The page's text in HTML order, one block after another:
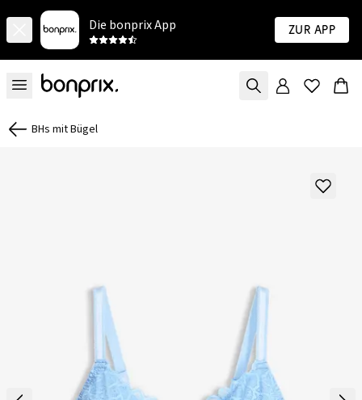
Die bonprix App Zur App
BHs mit Bügel